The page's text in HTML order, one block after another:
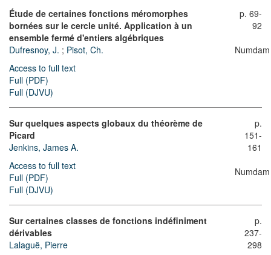
Étude de certaines fonctions méromorphes
bornées sur le cercle unité. Application à un
ensemble fermé d'entiers algébriques
Dufresnoy, J. ; Pisot, Ch.
Access to full text
Full (PDF)
Full (DJVU)
p. 69-
92
Numdam
Sur quelques aspects globaux du théorème de
Picard
Jenkins, James A.
Access to full text
Full (PDF)
Full (DJVU)
p.
151-
161
Numdam
Sur certaines classes de fonctions indéfiniment
dérivables
Lalaguë, Pierre
p.
237-
298